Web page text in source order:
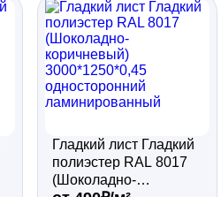
Гладкий лист Гладкий
полиэстер RAL 8017
(Шоколадно-